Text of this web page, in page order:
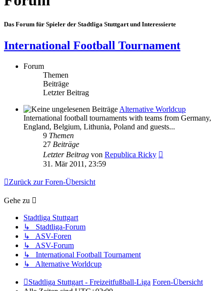
Das Forum für Spieler der Stadtliga Stuttgart und Interessierte
International Football Tournament
Forum
Themen
Beiträge
Letzter Beitrag
Alternative Worldcup
International football tournaments with teams from Germany,
England, Belgium, Lithunia, Poland and guests...
9 Themen
27 Beiträge
Letzter Beitrag von Republica Ricky
31. Mär 2011, 23:59
Zurück zur Foren-Übersicht
Gehe zu
Stadtliga Stuttgart
↳ Stadtliga-Forum
↳ ASV-Foren
↳ ASV-Forum
↳ International Football Tournament
↳ Alternative Worldcup
Stadtliga Stuttgart - Freizeitfußball-Liga Foren-Übersicht